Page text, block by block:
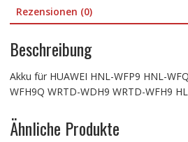
WRTD-
WFH9
19R
Rezensionen (0)
Beschreibung
Akku für HUAWEI HNL-WFP9 HNL-
WFH9Q WRTD-WDH9 WRTD-WFH9
Ähnliche Produkte